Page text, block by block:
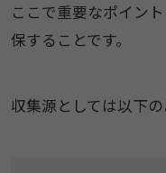
ここで重要なポイン
保することです。
収集源としては以下